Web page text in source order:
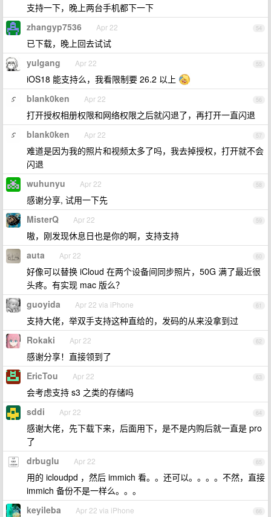
支持一下，晚上两台手机都下一下
54
zhangyp7536 Apr 22
已下载，晚上回去试试
55
yulgang Apr 22
iOS18 能支持么，我看限制要 26.2 以上
56
blank0ken Apr 22
打开授权相册权限和网络权限之后就闪退了，再打开一直闪退
57
blank0ken Apr 22
难道是因为我的照片和视频太多了吗，我去掉授权，打开就不会
闪退
58
wuhunyu Apr 22
感谢分享, 试用一下先
59
MisterQ Apr 22
嗷，刚发现休息日也是你的啊，支持支持
60
auta Apr 22
好像可以替换 iCloud 在两个设备间同步照片，50G 满了最近很
头疼。有实现 mac 版么？
61
guoyida Apr 22 via iPhone
支持大佬，举双手支持这种直给的，发码的从来没拿到过
62
Rokaki Apr 22
感谢分享！直接领到了
63
EricTou Apr 22
会考虑支持 s3 之类的存储吗
64
sddi Apr 22
感谢大佬，先下载下来，后面用下，是不是内购后就一直是 pro
了
65
drbuglu Apr 22
用的 icloudpd ，然后 immich 看。。还可以。。。。不然，直接
immich 备份不是一样么。。。
66
keyileba Apr 22 via iPhone